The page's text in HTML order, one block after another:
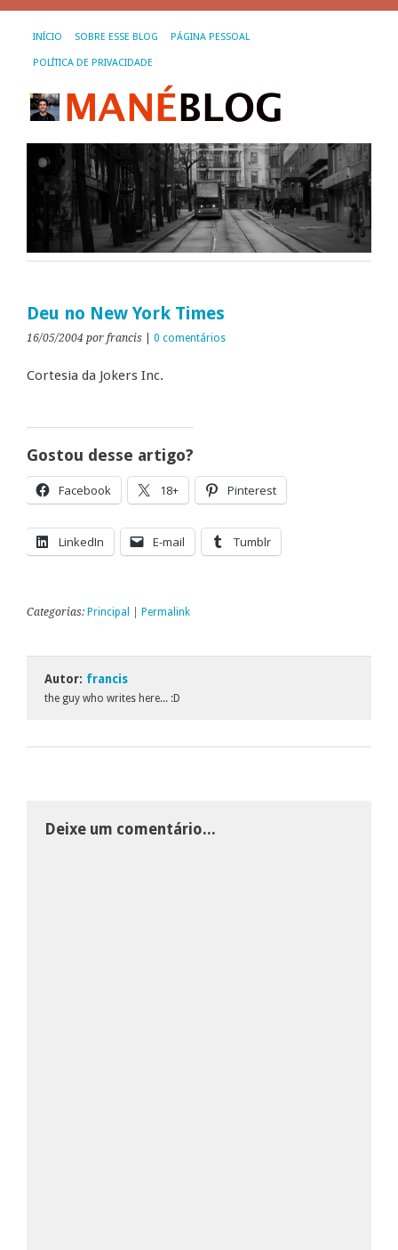
INÍCIO SOBRE ESSE BLOG PÁGINA PESSOAL
POLÍTICA DE PRIVACIDADE
Deu no New York Times
16/05/2004 por francis 0 comentários
Cortesia da Jokers Inc.
Gostou desse artigo?
Facebook 18+ Pinterest
LinkedIn E-mail Tumblr
Categorias: Principal Permalink
Autor: francis
the guy who writes here... :D
Deixe um comentário...